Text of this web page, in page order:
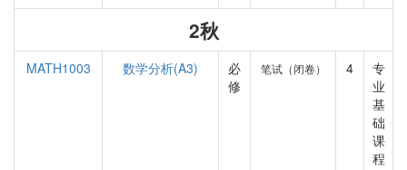
2秋
MATH1003 数学分析(A3)
必
修
笔试（闭卷） 4
专
业
基
础
课
程